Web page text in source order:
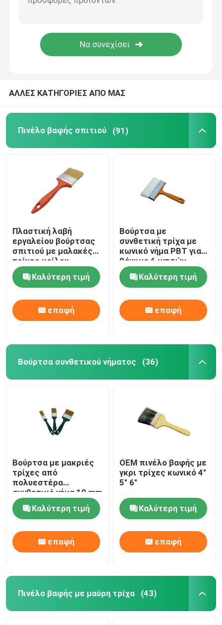
υποβολή
μη υφαμένες τσάντες υφάσματος
ΑΛΛΕΣ ΚΑΤΗΓΟΡΙΕΣ ΑΠΟ ΜΑΣ
Πινέλο βαφής σπιτιού (91)
Πλαστική λαβή
εργαλείου βούρτσας
σπιτιού με μαλακές
τρίχες κοίλου
νήματος
Καλύτερη τιμή
επαφή
Βούρτσα με
συνθετική τρίχα με
κωνικό νήμα PBT για
βάψιμο 6 ιντσών
Καλύτερη τιμή
επαφή
Βούρτσα συνθετικού νήματος (36)
Βούρτσα με μακριές
τρίχες από
πολυεστέρα
συνθετικό νήμα 10 mm
Καλύτερη τιμή
επαφή
OEM πινέλο βαφής με
γκρι τρίχες κωνικό 4"
5" 6"
Καλύτερη τιμή
επαφή
Πινέλο βαφής με μαύρη τρίχα (43)